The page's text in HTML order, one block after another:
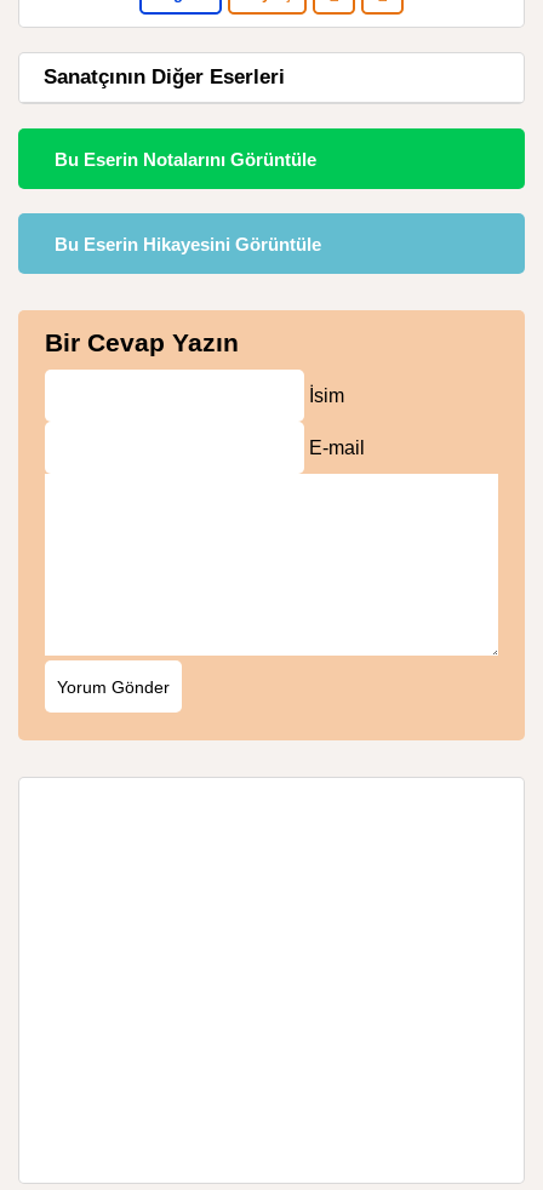
Sanatçının Diğer Eserleri
Bu Eserin Notalarını Görüntüle
Bu Eserin Hikayesini Görüntüle
Bir Cevap Yazın
İsim
E-mail